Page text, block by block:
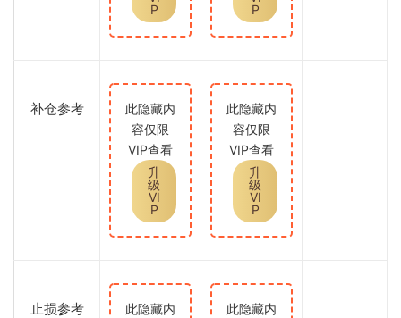
P
P
补仓参考
此隐藏内
容仅限
VIP查看
升
级
VI
P
此隐藏内
容仅限
VIP查看
升
级
VI
P
止损参考
此隐藏内
此隐藏内